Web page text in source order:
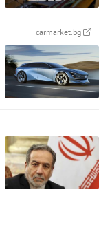
carmarket.bg